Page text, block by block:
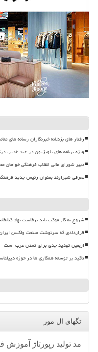
رفتار های بزدلانه خبرنگاران رسانه های
ویژه برنامه های تلویزیون در عید غدیر،
دبیر شورای عالی انقلاب فرهنگی خواهان
معرفی شیراوند بعنوان رئیس جدید
شروع به کار موکب باید برخاست نهاد
قراردادی که سرنوشت صنعت واکسن
اربعین تهدید جدی برای تمدن غرب است
تاکید بر توسعه همکاری ها در حوزه
تگهای ال مور
مد تولید رپورتاژ آموزش